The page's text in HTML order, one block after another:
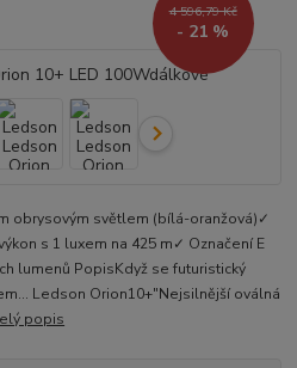
4 596,79 Kč
- 21 %
obrysovým světlem (bílá-oranžová)✓
s 1 luxem na 425 m✓ Označení E
lumenů PopisKdyž se futuristický
Ledson Orion10+"Nejsilnější oválná
popis